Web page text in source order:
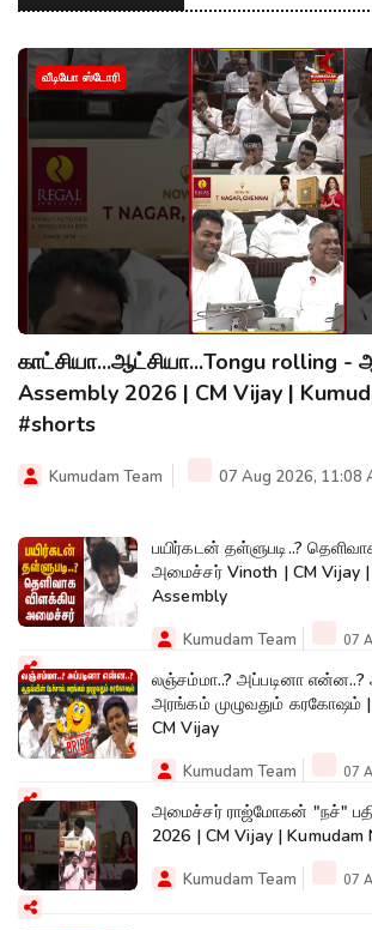
வீடியோ ஸ்டோரி
காட்சியா...ஆட்சியா...Tongu rolling -
Assembly 2026 | CM Vijay |
#shorts
Kumudam Team 07 Aug 2026, 11:08
பயிர்கடன் தள்ளுபடி..?
அமைச்சர் Vinoth | CM Vijay |
Assembly
Kumudam Team 07
லஞ்சம்மா..? அப்படினா
அரங்கம் முழுவதும் கரகோஷம் |
CM Vijay
Kumudam Team 07
அமைச்சர் ராஜ்மோகன் "நச்"
2026 | CM Vijay |
Kumudam Team 07